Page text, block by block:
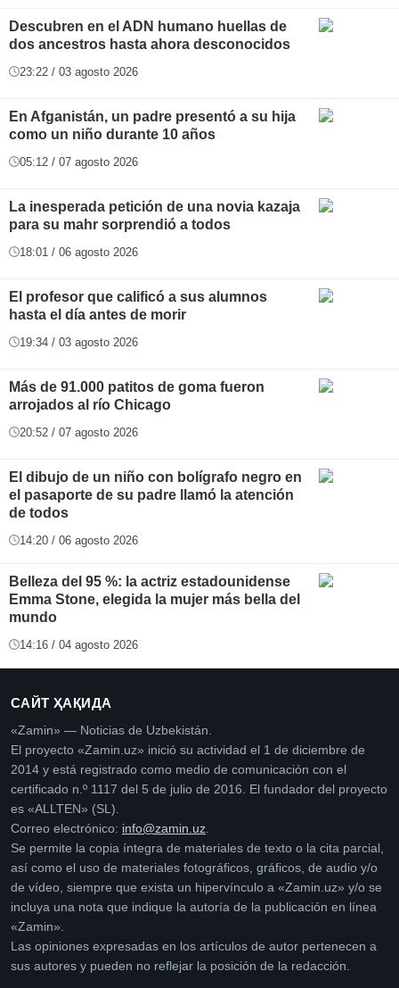
Descubren en el ADN humano huellas de
dos ancestros hasta ahora desconocidos
23:22 / 03 agosto 2026
En Afganistán, un padre presentó a su hija
como un niño durante 10 años
05:12 / 07 agosto 2026
La inesperada petición de una novia kazaja
para su mahr sorprendió a todos
18:01 / 06 agosto 2026
El profesor que calificó a sus alumnos
hasta el día antes de morir
19:34 / 03 agosto 2026
Más de 91.000 patitos de goma fueron
arrojados al río Chicago
20:52 / 07 agosto 2026
El dibujo de un niño con bolígrafo negro en
el pasaporte de su padre llamó la atención
de todos
14:20 / 06 agosto 2026
Belleza del 95 %: la actriz estadounidense
Emma Stone, elegida la mujer más bella del
mundo
14:16 / 04 agosto 2026
САЙТ ҲАҚИДА
«Zamin» — Noticias de Uzbekistán.
El proyecto «Zamin.uz» inició su actividad el 1 de diciembre de
2014 y está registrado como medio de comunicación con el
certificado n.º 1117 del 5 de julio de 2016. El fundador del proyecto
es «ALLTEN» (SL).
Correo electrónico: info@zamin.uz
Se permite la copia íntegra de materiales de texto o la cita parcial,
así como el uso de materiales fotográficos, gráficos, de audio y/o
de vídeo, siempre que exista un hipervínculo a «Zamin.uz» y/o se
incluya una nota que indique la autoría de la publicación en línea
«Zamin».
Las opiniones expresadas en los artículos de autor pertenecen a
sus autores y pueden no reflejar la posición de la redacción.